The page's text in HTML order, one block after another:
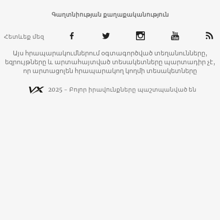
Գաղտնիության քաղաքականություն
Հետևեք մեզ
Այս հրապարակումներում օգտագործված տեղանունները,
եզրույթները և արտահայտված տեսակետները պարտադիր չէ,
որ արտացոլեն հրապարակող կողմի տեսակետները
2025 - Բոլոր իրավունքները պաշտպանված են